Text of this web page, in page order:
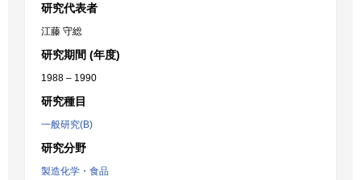
研究代表者
江藤 守総
研究期間 (年度)
1988 – 1990
研究種目
一般研究(B)
研究分野
製造化学・食品